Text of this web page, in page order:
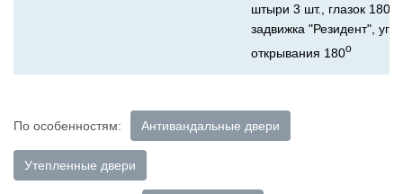
штыри 3 шт., глазок 180
задвижка "Резидент", угол
открывания 180о
По особенностям: Антивандальные двери
Утепленные двери